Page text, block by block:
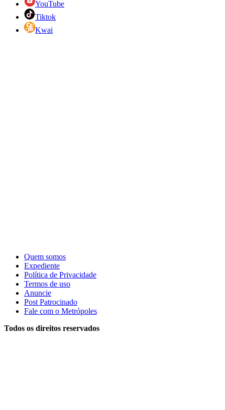
YouTube
Tiktok
Kwai
Quem somos
Expediente
Política de Privacidade
Termos de uso
Anuncie
Post Patrocinado
Fale com o Metrópoles
Todos os direitos reservados